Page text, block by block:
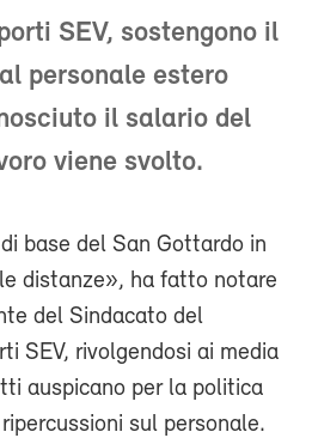
SEV, sostengono il
personale estero
il salario del
viene svolto.
base del San Gottardo in
distanze», ha fatto notare
del Sindacato del
SEV, rivolgendosi ai media
auspicano per la politica
sul personale.